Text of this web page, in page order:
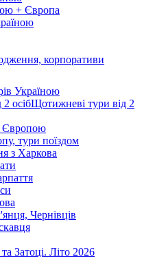
+ Європа
корпоративи
Україною
Щотижневі тури від 2
Європою
тури поїздом
з Харкова
Чернівців